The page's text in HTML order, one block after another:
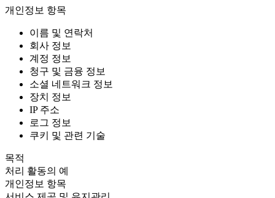
개인정보 항목
이름 및 연락처
회사 정보
계정 정보
청구 및 금융 정보
소셜 네트워크 정보
장치 정보
IP 주소
로그 정보
쿠키 및 관련 기술
목적
처리 활동의 예
개인정보 항목